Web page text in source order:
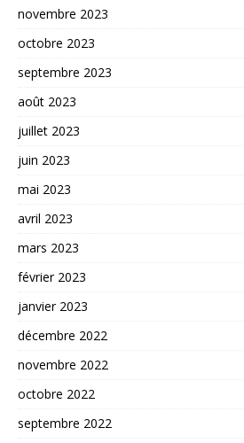
novembre 2023
octobre 2023
septembre 2023
août 2023
juillet 2023
juin 2023
mai 2023
avril 2023
mars 2023
février 2023
janvier 2023
décembre 2022
novembre 2022
octobre 2022
septembre 2022